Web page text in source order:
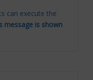
can execute the
message is shown